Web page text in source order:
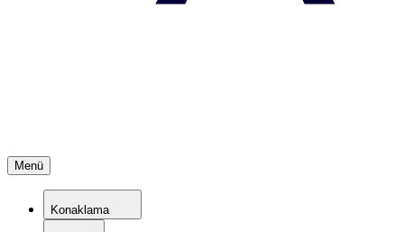
Menü
Konaklama